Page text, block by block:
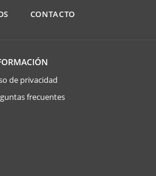
CONTACTO
de privacidad
frecuentes